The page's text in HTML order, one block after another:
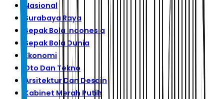
Nasional
Surabaya Raya
Sepak Bola Indonesia
Sepak Bola Dunia
Ekonomi
Oto Dan Tekno
Arsitektur Dan Desain
Kabinet Merah Putih